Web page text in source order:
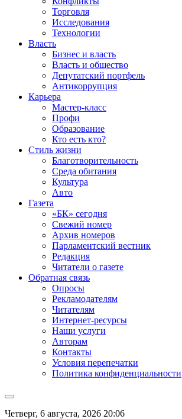
Торговля
Исследования
Технологии
Власть
Бизнес и власть
Власть и общество
Депутатский портфель
Антикоррупция
Карьера
Мастер-класс
Профи
Образование
Кто есть кто?
Стиль жизни
Благотворительность
Среда обитания
Культура
Авто
Газета
«БК» сегодня
Свежий номер
Архив номеров
Парламентский вестник
Редакция
Читатели о газете
Обратная связь
Опросы
Рекламодателям
Читателям
Интернет-ресурсы
Наши услуги
Авторам
Контакты
Условия перепечатки
Политика конфиденциальности
Четверг, 6 августа, 2026 20:06